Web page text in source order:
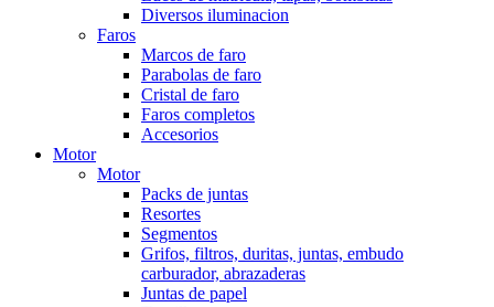
Diversos iluminacion
Faros
Marcos de faro
Parabolas de faro
Cristal de faro
Faros completos
Accesorios
Motor
Motor
Packs de juntas
Resortes
Segmentos
Grifos, filtros, duritas, juntas, embudo
carburador, abrazaderas
Juntas de papel